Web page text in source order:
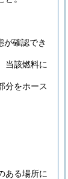
が確認でき
当該燃料に
分をホース
ある場所に